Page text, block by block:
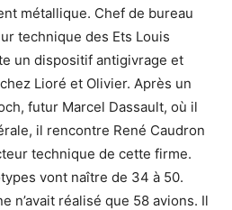
métallique. Chef de bureau
technique des Ets Louis
un dispositif antigivrage et
Lioré et Olivier. Après un
futur Marcel Dassault, où il
il rencontre René Caudron
technique de cette firme.
vont naître de 34 à 50.
n’avait réalisé que 58 avions. Il